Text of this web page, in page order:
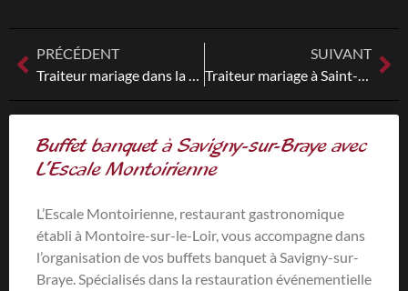
PRÉCÉDENT
Traiteur mariage dans la Sarthe (72) : L’Escale Montoirienne
SUIVANT
Traiteur mariage à Saint-Amand-Longpré : L’Escale Montoirienne
Buffet banquet à Savigny-sur-Braye avec
L’Escale Montoirienne
L’Escale Montoirienne, restaurant gastronomique
établi à Montoire-sur-le-Loir, vous accompagne dans
l’organisation de vos buffets banquet à Savigny-sur-
Braye. Spécialisés dans la restauration événementielle